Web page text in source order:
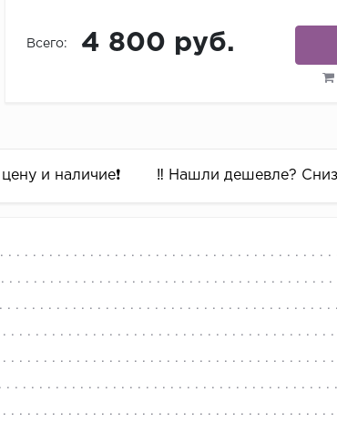
Всего: 4 800 руб.
и наличие❗️ ‼️ Нашли дешевле?